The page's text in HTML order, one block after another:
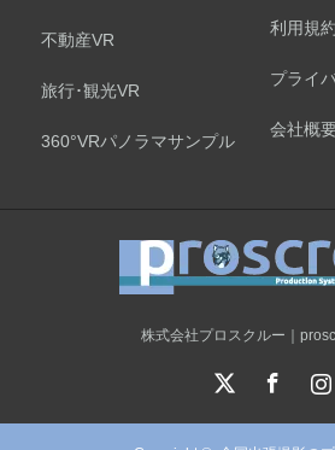
不動産VR
旅行･観光VR
360°VRパノラマサンプル
利用規約
プライ
会社概
株式会社プロスクルー｜
Instagram